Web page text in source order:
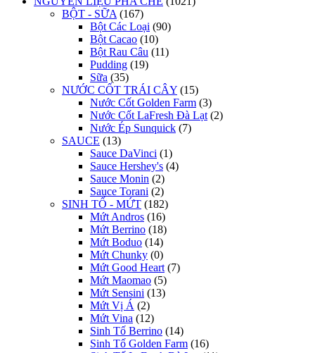
BỘT - SỮA (167)
Bột Các Loại (90)
Bột Cacao (10)
Bột Rau Câu (11)
Pudding (19)
Sữa (35)
NƯỚC CỐT TRÁI CÂY (15)
Nước Cốt Golden Farm (3)
Nước Cốt LaFresh Đà Lạt (2)
Nước Ép Sunquick (7)
SAUCE (13)
Sauce DaVinci (1)
Sauce Hershey's (4)
Sauce Monin (2)
Sauce Torani (2)
SINH TỐ - MỨT (182)
Mứt Andros (16)
Mứt Berrino (18)
Mứt Boduo (14)
Mứt Chunky (0)
Mứt Good Heart (7)
Mứt Maomao (5)
Mứt Sensini (13)
Mứt Vị Á (2)
Mứt Vina (12)
Sinh Tố Berrino (14)
Sinh Tố Golden Farm (16)